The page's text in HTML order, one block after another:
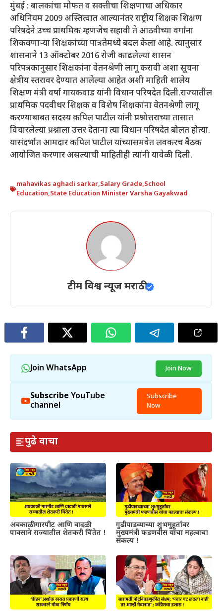
मुंबई : बालकांचा मोफत व सक्तीचा शिक्षणाचा अधिकार
अधिनियम 2009 अस्तित्वात आल्यानंतर राष्ट्रीय शिक्षक शिक्षण
परिषदेने उच्च प्राथमिक म्हणजेच सहावी ते आठवीच्या वर्गांना
शिकवणाऱ्या शिक्षकांच्या पात्रतेमध्ये बदल केला आहे. त्यानुसार
शासनाने 13 ऑक्टोबर 2016 रोजी काढलेल्या शासन
परिपत्रकानुसार शिक्षकांना वेतनश्रेणी लागू करावी अशा सूचना
क्षेत्रीय स्तरावर देण्यात आलेल्या आहेत अशी माहिती शालेय
शिक्षण मंत्री वर्षा गायकवाड यांनी विधान परिषदेत दिली.राज्यातील
प्राथमिक पदवीधर शिक्षक व विशेष शिक्षकांना वेतनश्रेणी लागू
करण्याबाबत सदस्य कपिल पाटील यांनी प्रश्नोत्तराच्या तासात
विचारलेल्या प्रश्नाला उत्तर देताना त्या विधान परिषदेत बोलत होत्या.
यासंदर्भात आमदार कपिल पाटील यांच्यासमवेत लवकरच बैठक
आयोजित करणार असल्याची माहितीही त्यांनी यावेळी दिली.
mahavikas aghadi sarkar,Salary Grade,School
Education,State Education Minister Varsha Gayakwad
टीम विश्व न्यूज मराठी
Join WhatsApp Join Now
Subscribe YouTube
channel
Subscribe
Now
पुढे वाचा
अवकाळी गारपीट आणि वादळी
पावसाने राज्यातील शेतकरी चिंतेत !
गुढीपाडव्याच्या शुभमुहूर्तावर
मुख्यमंत्री फडणवीस यांचा महत्वाचा
संकल्प !